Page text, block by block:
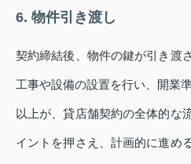
6. 物件引き渡し
契約締結後、物件の鍵が引き渡
工事や設備の設置を行い、開業
以上が、貸店舗契約の全体的な
イントを押さえ、計画的に進め